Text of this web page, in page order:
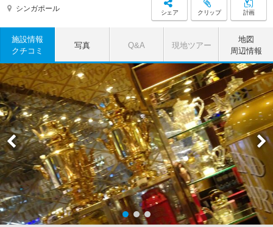
シンガポール シェア クリップ 計画
施設情報
クチコミ
写真 Q&A 現地ツアー
地図
周辺情報